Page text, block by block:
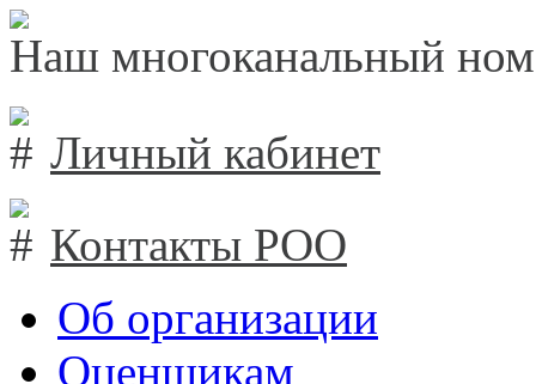
Наш многоканальный
Личный кабинет
Контакты РОО
Об организации
Оценщикам